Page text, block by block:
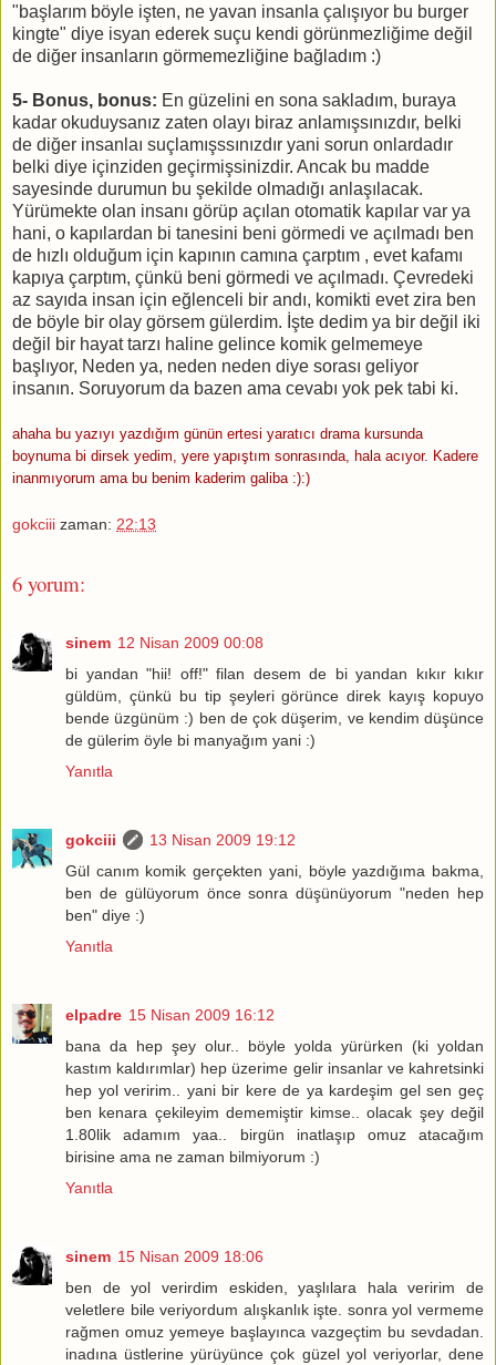
"başlarım böyle işten, ne yavan insanla çalışıyor bu burger
kingte" diye isyan ederek suçu kendi görünmezliğime değil
de diğer insanların görmemezliğine bağladım :)
5- Bonus, bonus: En güzelini en sona sakladım, buraya
kadar okuduysanız zaten olayı biraz anlamışsınızdır, belki
de diğer insanlaı suçlamışssınızdır yani sorun onlardadır
belki diye içinziden geçirmişsinizdir. Ancak bu madde
sayesinde durumun bu şekilde olmadığı anlaşılacak.
Yürümekte olan insanı görüp açılan otomatik kapılar var ya
hani, o kapılardan bi tanesini beni görmedi ve açılmadı ben
de hızlı olduğum için kapının camına çarptım , evet kafamı
kapıya çarptım, çünkü beni görmedi ve açılmadı. Çevredeki
az sayıda insan için eğlenceli bir andı, komikti evet zira ben
de böyle bir olay görsem gülerdim. İşte dedim ya bir değil iki
değil bir hayat tarzı haline gelince komik gelmemeye
başlıyor, Neden ya, neden neden diye sorası geliyor
insanın. Soruyorum da bazen ama cevabı yok pek tabi ki.
ahaha bu yazıyı yazdığım günün ertesi yaratıcı drama kursunda
boynuma bi dirsek yedim, yere yapıştım sonrasında, hala acıyor. Kadere
inanmıyorum ama bu benim kaderim galiba :):)
gokciii zaman: 22:13
6 yorum:
sinem 12 Nisan 2009 00:08
bi yandan "hii! off!" filan desem de bi yandan kıkır kıkır
güldüm, çünkü bu tip şeyleri görünce direk kayış kopuyo
bende üzgünüm :) ben de çok düşerim, ve kendim düşünce
de gülerim öyle bi manyağım yani :)
Yanıtla
gokciii
13 Nisan 2009 19:12
Gül canım komik gerçekten yani, böyle yazdığıma bakma,
ben de gülüyorum önce sonra düşünüyorum "neden hep
ben" diye :)
Yanıtla
elpadre 15 Nisan 2009 16:12
bana da hep şey olur.. böyle yolda yürürken (ki yoldan
kastım kaldırımlar) hep üzerime gelir insanlar ve kahretsinki
hep yol veririm.. yani bir kere de ya kardeşim gel sen geç
ben kenara çekileyim dememiştir kimse.. olacak şey değil
1.80lik adamım yaa.. birgün inatlaşıp omuz atacağım
birisine ama ne zaman bilmiyorum :)
Yanıtla
sinem 15 Nisan 2009 18:06
ben de yol verirdim eskiden, yaşlılara hala veririm de
veletlere bile veriyordum alışkanlık işte. sonra yol vermeme
rağmen omuz yemeye başlayınca vazgeçtim bu sevdadan.
inadına üstlerine yürüyünce çok güzel yol veriyorlar, dene